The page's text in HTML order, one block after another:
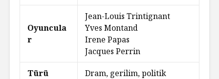
Oyuncula
r
Jean-Louis Trintignant
Yves Montand
Irene Papas
Jacques Perrin
Türü Dram, gerilim, politik